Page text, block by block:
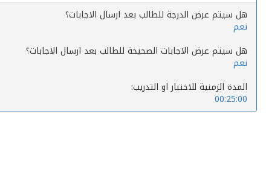
هل سيتم عرض الدرجة للطالب بعد ارسال الاجابات؟
نعم
هل سيتم عرض الاجابات الصحيحة للطالب بعد ارسال الاجابات؟
نعم
المدة الزمنية للاختبار او التدريب:
00:25:00